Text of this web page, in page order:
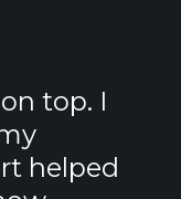
top. I
helped